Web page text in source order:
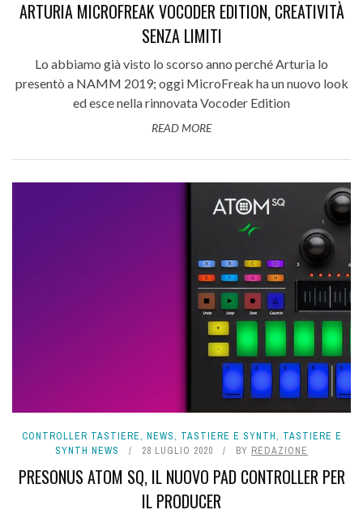
ARTURIA MICROFREAK VOCODER EDITION, CREATIVITÀ
SENZA LIMITI
Lo abbiamo già visto lo scorso anno perché Arturia lo
presentò a NAMM 2019; oggi MicroFreak ha un nuovo look
ed esce nella rinnovata Vocoder Edition
READ MORE
CONTROLLER TASTIERE, NEWS, TASTIERE E SYNTH, TASTIERE E
SYNTH NEWS
28 LUGLIO 2020 BY REDAZIONE
PRESONUS ATOM SQ, IL NUOVO PAD CONTROLLER PER
IL PRODUCER